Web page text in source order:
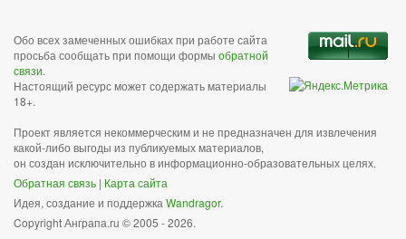
Обо всех замеченных ошибках при работе сайта
просьба сообщать при помощи формы обратной
связи.
Настоящий ресурс может содержать материалы
18+.
Проект является некоммерческим и не предназначен для извлечения
какой-либо выгоды из публикуемых материалов,
он создан исключительно в информационно-образовательных целях.
Обратная связь | Карта сайта
Идея, создание и поддержка Wandragor.
Copyright Анграпа.ru © 2005 - 2026.